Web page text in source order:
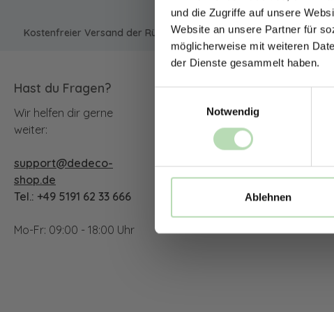
und die Zugriffe auf unsere
Website an unsere Partner für
möglicherweise mit weiteren
der Dienste gesammelt haben.
Notwendig
Ablehnen
Kostenfreier Versand der Rückwände in Deutschland |
Hast du Fragen?
Wir helfen dir gerne
weiter:
support@dedeco-
shop.de
Tel.: +49 5191 62 33 666
Mo-Fr: 09:00 - 18:00 Uhr
Unsere Communities
FacebookInstagram
TikTok